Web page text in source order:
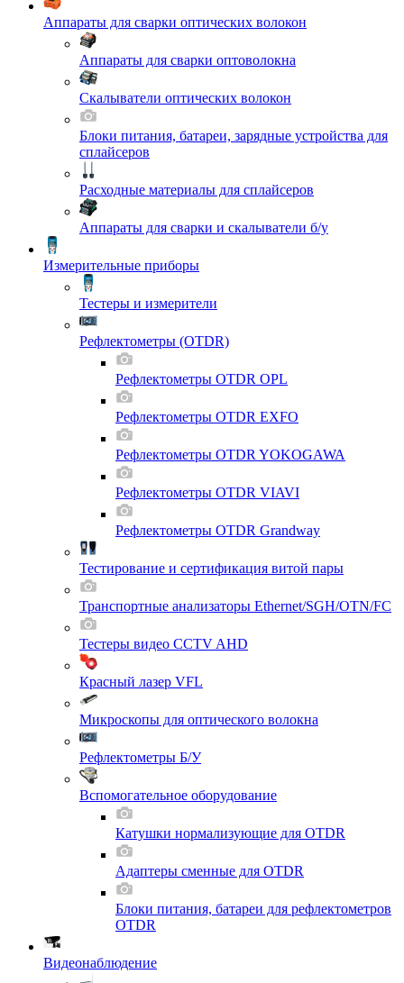
Аппараты для сварки оптических волокон
Аппараты для сварки оптоволокна
Скалыватели оптических волокон
Блоки питания, батареи, зарядные устройства для
сплайсеров
Расходные материалы для сплайсеров
Аппараты для сварки и скалыватели б/у
Измерительные приборы
Тестеры и измерители
Рефлектометры (OTDR)
Рефлектометры OTDR OPL
Рефлектометры OTDR EXFO
Рефлектометры OTDR YOKOGAWA
Рефлектометры OTDR VIAVI
Рефлектометры OTDR Grandway
Тестирование и сертификация витой пары
Транспортные анализаторы Ethernet/SGH/OTN/FC
Тестеры видео CCTV AHD
Красный лазер VFL
Микроскопы для оптического волокна
Рефлектометры Б/У
Вспомогательное оборудование
Катушки нормализующие для OTDR
Адаптеры сменные для OTDR
Блоки питания, батареи для рефлектометров
OTDR
Видеонаблюдение